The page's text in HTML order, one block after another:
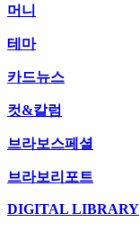
머니
테마
카드뉴스
컷&칼럼
브라보스페셜
브라보리포트
DIGITAL LIBRARY